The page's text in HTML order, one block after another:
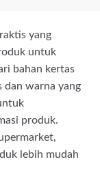
yang
untuk
bahan kertas
dan warna yang
produk.
lebih mudah